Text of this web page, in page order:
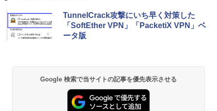
TunnelCrack攻撃にいち早く対策した
「SoftEther VPN」「PacketiX VPN」ベ
ータ版
Google 検索で当サイトの記事を優先表示させる